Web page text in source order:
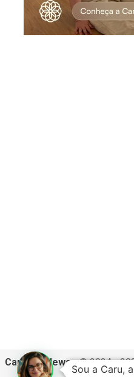
Canguru News- © 2024 -
Sou a Caru,